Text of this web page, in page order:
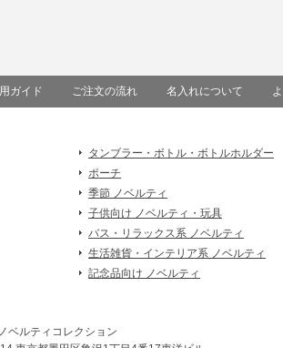
ガイド ご注文の流れ 名入れについて
タンブラー・ボトル・ボトルホルダー
ポーチ
季節 ノベルティ
子供向け ノベルティ・玩具
バス・リラックス系 ノベルティ
生活雑貨・インテリア系 ノベルティ
記念品向け ノベルティ
ベルティコレクション